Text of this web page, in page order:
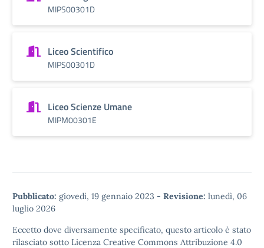
MIPS00301D
Liceo Scientifico
MIPS00301D
Liceo Scienze Umane
MIPM00301E
Pubblicato: giovedì, 19 gennaio 2023 - Revisione: lunedì, 06
luglio 2026
Eccetto dove diversamente specificato, questo articolo è stato
rilasciato sotto Licenza Creative Commons Attribuzione 4.0